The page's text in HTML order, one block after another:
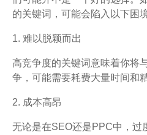
的关键词，可能会陷入以下困
1. 难以脱颖而出
高竞争度的关键词意味着你将
争，可能需要耗费大量时间和
2. 成本高昂
无论是在SEO还是PPC中，过